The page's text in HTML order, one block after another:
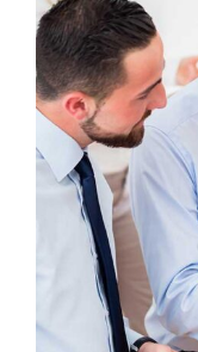
Finance
Facilitation